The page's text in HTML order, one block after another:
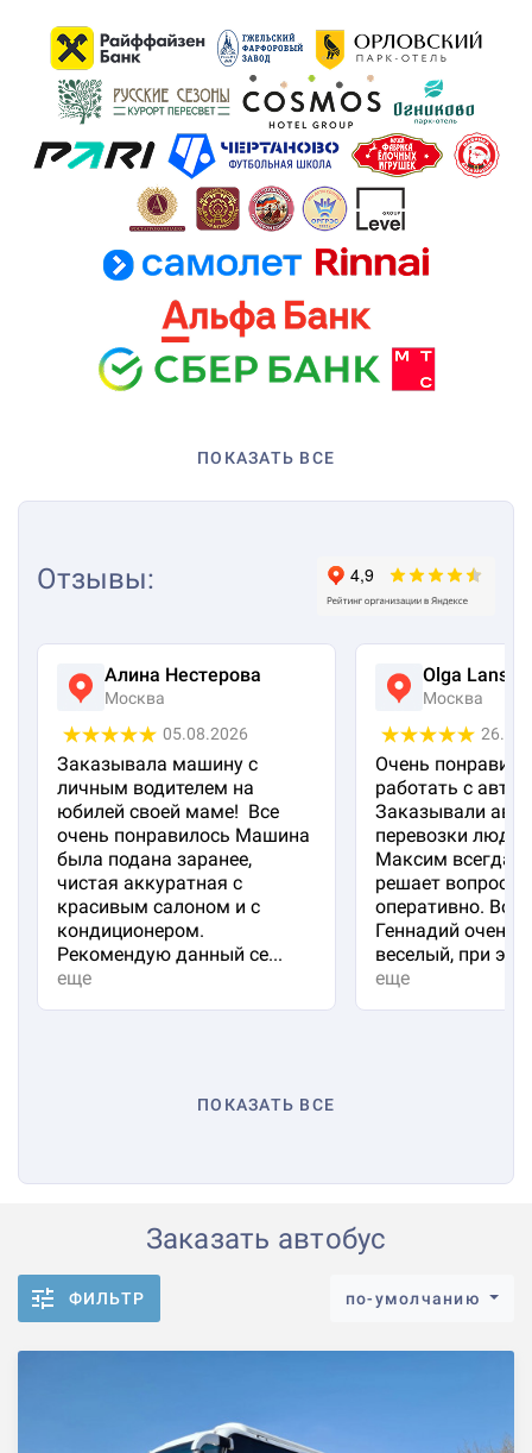
ПОКАЗАТЬ ВСЕ
Отзывы:
Алина Нестерова
Москва
05.08.2026
Заказывала машину с
личным водителем на
юбилей своей маме! Все
очень понравилось Машина
была подана заранее,
чистая аккуратная с
красивым салоном и с
кондиционером.
Рекомендую данный се...
еще
Olga
Москва
Очень
работать с авто
Заказывали
перевозки
Максим всегда
решает вопросы
оперативно.
Геннадий очень
веселый, при эт...
еще
ПОКАЗАТЬ ВСЕ
Заказать автобус
ФИЛЬТР по-умолчанию